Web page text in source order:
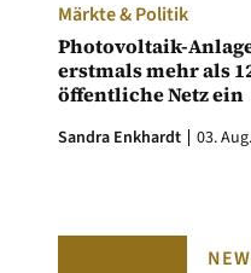
Märkte & Politik
Photovoltaik-
erstmals mehr als
öffentliche Netz ein
Sandra Enkhardt 03.